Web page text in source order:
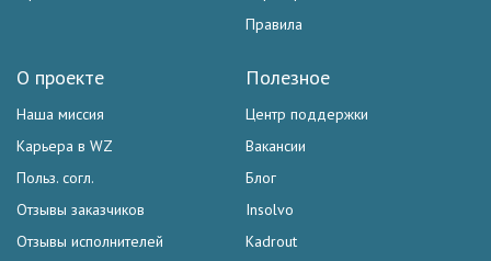
Правила
Полезное
Центр поддержки
Вакансии
Блог
Insolvo
Kadrout
О проекте
Наша миссия
Карьера в WZ
Польз. согл.
Отзывы заказчиков
Отзывы исполнителей